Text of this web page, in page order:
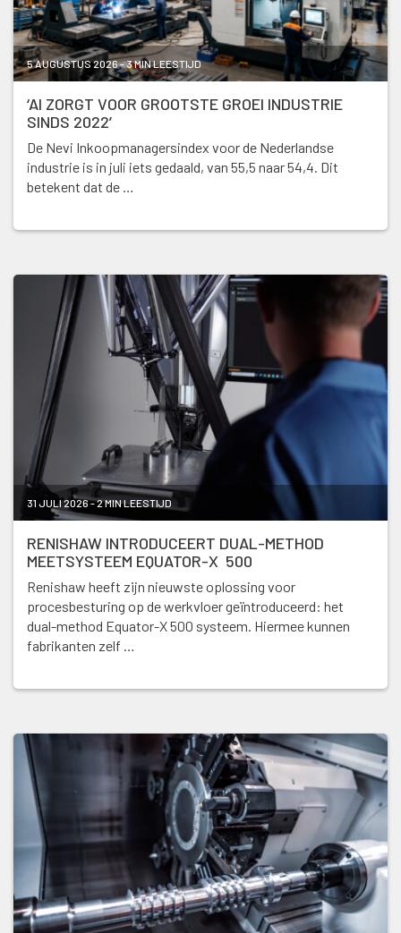
5 AUGUSTUS 2026 - 3 MIN LEESTIJD
‘AI ZORGT VOOR GROOTSTE GROEI INDUSTRIE
SINDS 2022’
De Nevi Inkoopmanagersindex voor de Nederlandse
industrie is in juli iets gedaald, van 55,5 naar 54,4. Dit
betekent dat de …
31 JULI 2026 - 2 MIN LEESTIJD
RENISHAW INTRODUCEERT DUAL-METHOD
MEETSYSTEEM EQUATOR-X 500
Renishaw heeft zijn nieuwste oplossing voor
procesbesturing op de werkvloer geïntroduceerd: het
dual-method Equator-X 500 systeem. Hiermee kunnen
fabrikanten zelf …